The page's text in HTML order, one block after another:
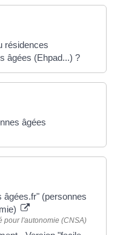
résidences
âgées (Ehpad...) ?
âgées
âgées.fr" (personnes
pour l'autonomie (CNSA)